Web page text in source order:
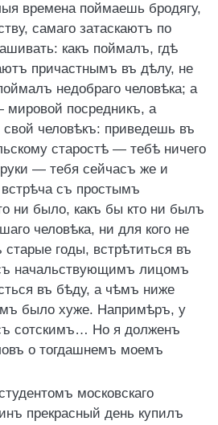
времена поймаешь бродягу,
самаго затаскаютъ по
какъ поймалъ, гдѣ
причастнымъ въ дѣлу, не
недобраго человѣка; а
мировой посредникъ, а
человѣкъ: приведешь въ
старостѣ — тебѣ ничего
— тебя сейчасъ же и
съ простымъ
ни было, какъ бы кто ни былъ
человѣка, ни для кого не
старые годы, встрѣтиться въ
начальствующимъ лицомъ
въ бѣду, а чѣмъ ниже
было хуже. Напримѣръ, у
сотскимъ… Но я долженъ
о тогдашнемъ моемъ
московскаго
прекрасный день купилъ